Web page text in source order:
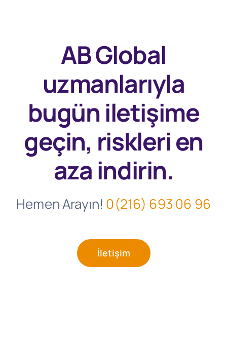
AB Global
uzmanlarıyla
bugüniletişime
geçin, riskleri en
aza indirin.
Hemen Arayın! 0(216) 693 06 96
İletişim